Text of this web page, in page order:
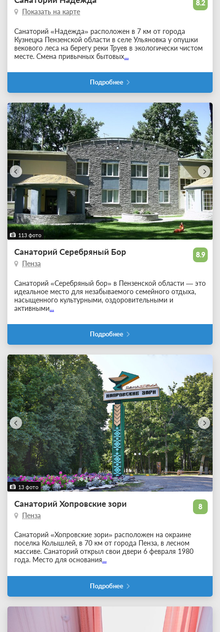
8.2
Показать на карте
Санаторий «Надежда» расположен в 7 км от города
Кузнецка Пензенской области в селе Ульяновка у опушки
векового леса на берегу реки Труев в экологически чистом
месте. Смена привычных бытовых...
Подробнее
113 фото
8.9
Санаторий Серебряный Бор
Пенза
Санаторий «Серебряный бор» в Пензенской области — это
идеальное место для незабываемого семейного отдыха,
насыщенного культурными, оздоровительными и
активными...
Подробнее
13 фото
8
Санаторий Хопровские зори
Пенза
Санаторий «Хопровские зори» расположен на окраине
поселка Колышлей, в 70 км от города Пенза, в лесном
массиве. Санаторий открыл свои двери 6 февраля 1980
года. Место для основания...
Подробнее